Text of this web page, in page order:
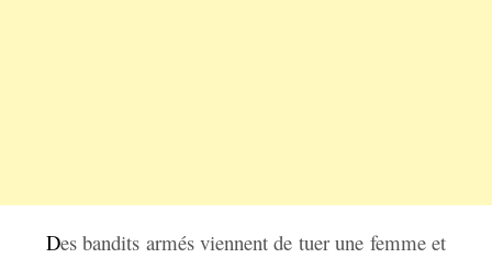
Des bandits armés viennent de tuer une femme et